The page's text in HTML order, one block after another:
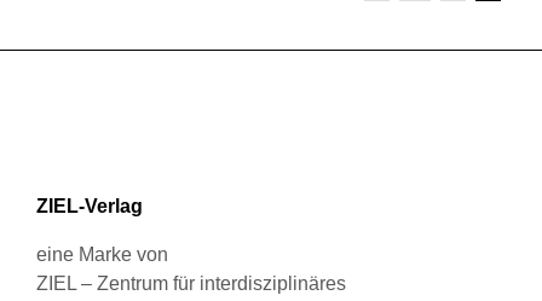
Die
Produktseite
werden
ZIEL-Verlag
eine Marke von
ZIEL – Zentrum für interdisziplinäres